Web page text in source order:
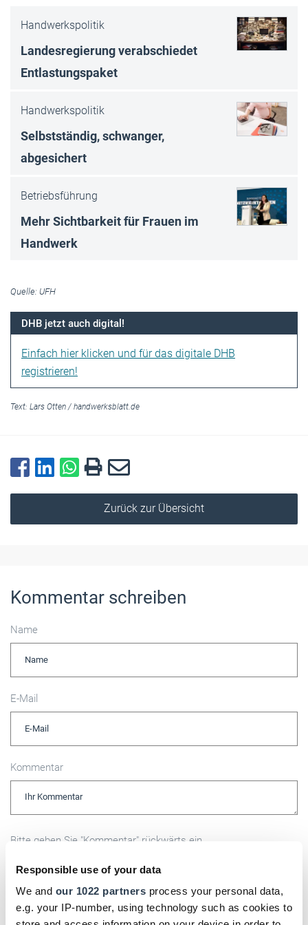
Responsible use of your data
We and our 1022 partners process your personal data,
e.g. your IP-number, using technology such as cookies to
Handwerkspolitik
Landesregierung verabschiedet
Entlastungspaket
Handwerkspolitik
Selbstständig, schwanger,
abgesichert
Betriebsführung
Mehr Sichtbarkeit für Frauen im
Handwerk
Quelle: UFH
DHB jetzt auch digital!
Einfach hier klicken und für das digitale DHB
registrieren!
Text: Lars Otten / handwerksblatt.de
Zurück zur Übersicht
Kommentar schreiben
Name
E-Mail
Kommentar
Bitte geben Sie "Kommentar" rückwärts ein.